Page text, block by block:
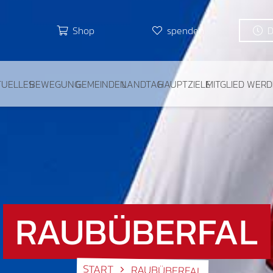
Shop spenden
BEWEGUNGGEMEINDENLANDTAGHAUPTZIELEMITGLIED
RAUBÜBERFAL
START